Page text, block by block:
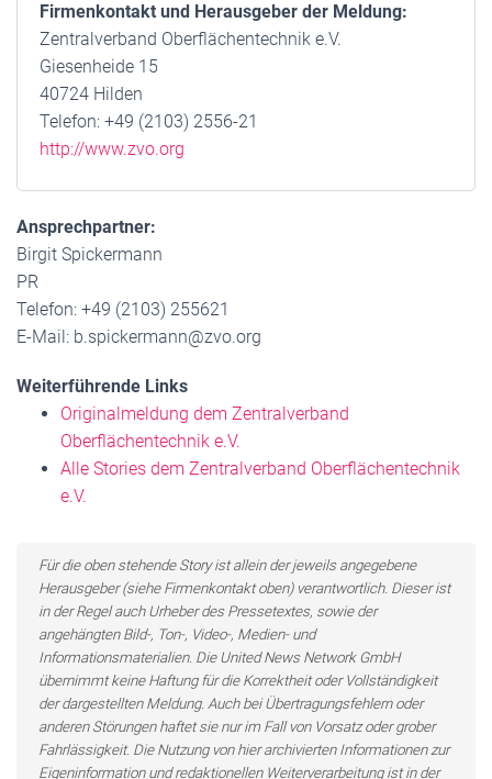
Firmenkontakt und Herausgeber der Meldung:
Zentralverband Oberflächentechnik e.V.
Giesenheide 15
40724 Hilden
Telefon: +49 (2103) 2556-21
http://www.zvo.org
Ansprechpartner:
Birgit Spickermann
PR
Telefon: +49 (2103) 255621
E-Mail: b.spickermann@zvo.org
Weiterführende Links
Originalmeldung dem Zentralverband
Oberflächentechnik e.V.
Alle Stories dem Zentralverband Oberflächentechnik
e.V.
Für die oben stehende Story ist allein der jeweils angegebene
Herausgeber (siehe Firmenkontakt oben) verantwortlich. Dieser ist
in der Regel auch Urheber des Pressetextes, sowie der
angehängten Bild-, Ton-, Video-, Medien- und
Informationsmaterialien. Die United News Network GmbH
übernimmt keine Haftung für die Korrektheit oder Vollständigkeit
der dargestellten Meldung. Auch bei Übertragungsfehlern oder
anderen Störungen haftet sie nur im Fall von Vorsatz oder grober
Fahrlässigkeit. Die Nutzung von hier archivierten Informationen zur
Eigeninformation und redaktionellen Weiterverarbeitung ist in der